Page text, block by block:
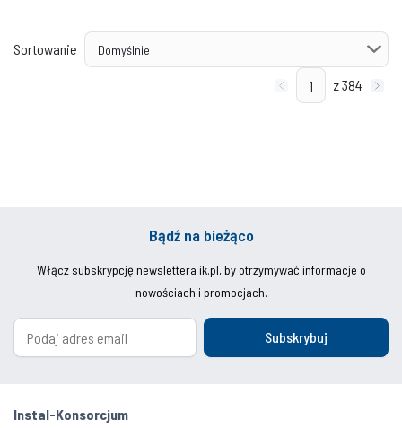
Sortowanie
z 384
Bądź na bieżąco
Włącz subskrypcję newslettera ik.pl, by otrzymywać informacje o
nowościach i promocjach.
Subskrybuj
Instal-Konsorcjum